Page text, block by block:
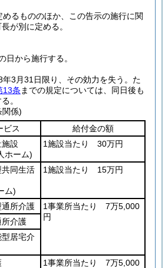
めるもののほか、この告示の施行に関
が別に定める。
日から施行する。
3月31日限り、その効力を失う。 た
13条 までの規定については、同日後も
。
関係)
ビス
給付金の額
設
ホーム)
1施設当たり 30万円
同生活
ム)
1施設当たり 15万円
所介護
1事業所当たり 7万5,000
円
介護
居宅介
1事業所当たり 7万5,000